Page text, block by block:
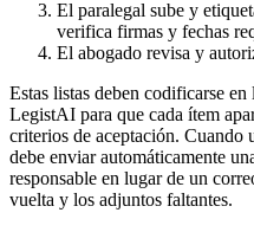
El paralegal sube y
verifica firmas y fechas
El abogado revisa y
Estas listas deben codificarse
LegistAI para que cada ítem
criterios de aceptación. Cuando
debe enviar automáticamente
responsable en lugar de un
vuelta y los adjuntos faltantes.